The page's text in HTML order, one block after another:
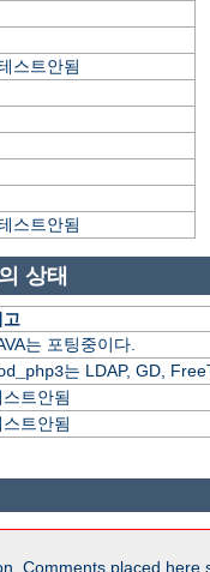
스트안됨
스트안됨
상태
고
는 포팅중이다.
는 LDAP, GD,
스트안됨
스트안됨
Comments placed